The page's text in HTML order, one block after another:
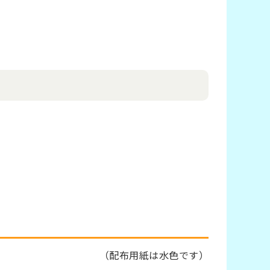
（配布用紙は水色です）